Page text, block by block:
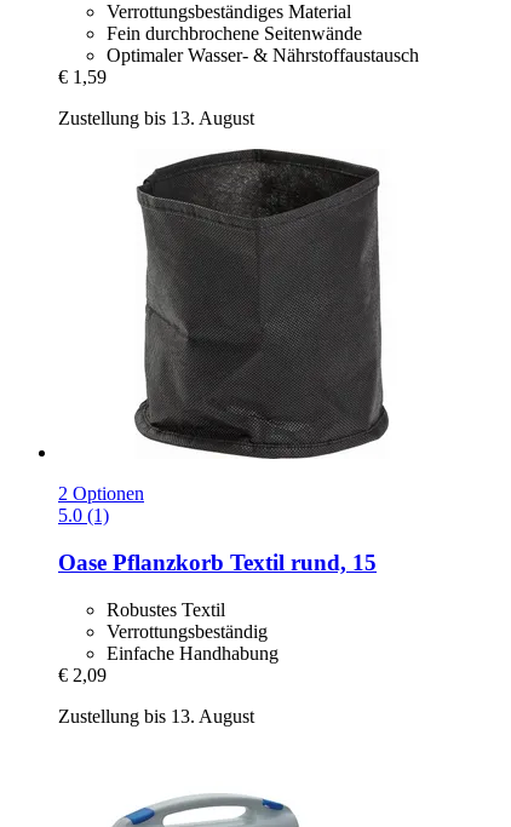
Verrottungsbeständiges Material
Fein durchbrochene Seitenwände
Optimaler Wasser- & Nährstoffaustausch
€ 1,59
Zustellung bis 13. August
2 Optionen
5.0 (1)
Oase Pflanzkorb Textil rund, 15
Robustes Textil
Verrottungsbeständig
Einfache Handhabung
€ 2,09
Zustellung bis 13. August